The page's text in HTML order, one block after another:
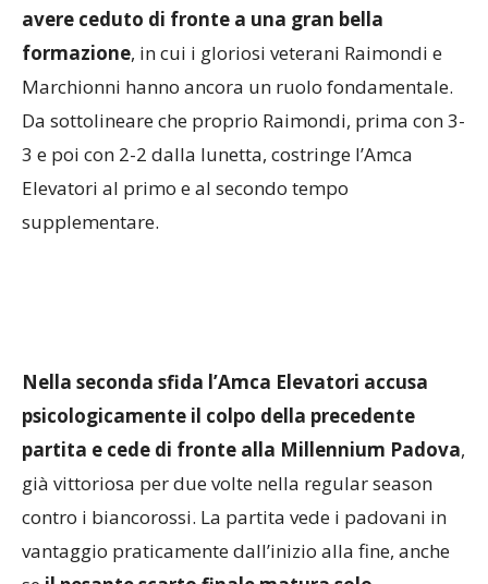
avere ceduto di fronte a una gran bella
formazione, in cui i gloriosi veterani Raimondi e
Marchionni hanno ancora un ruolo fondamentale.
Da sottolineare che proprio Raimondi, prima con 3-
3 e poi con 2-2 dalla lunetta, costringe l’Amca
Elevatori al primo e al secondo tempo
supplementare.
psicologicamente il colpo della precedente
partita e cede di fronte alla Millennium Padova
già vittoriosa per due volte nella regular season
contro i biancorossi. La partita vede i padovani in
vantaggio praticamente dall’inizio alla fine, anche
seil pesante scarto finale matura solo